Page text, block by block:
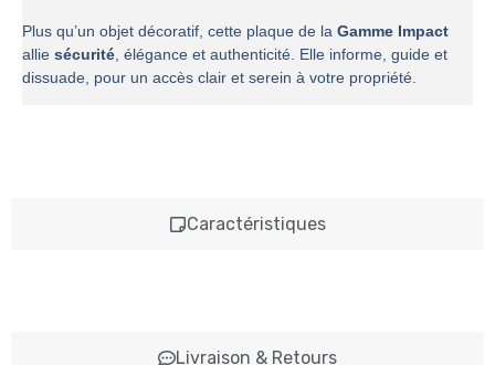
Caractéristiques
Livraison & Retours
Plus qu’un objet décoratif, cette plaque de la Gamme Impact
allie sécurité, élégance et authenticité. Elle informe, guide et
dissuade, pour un accès clair et serein à votre propriété.